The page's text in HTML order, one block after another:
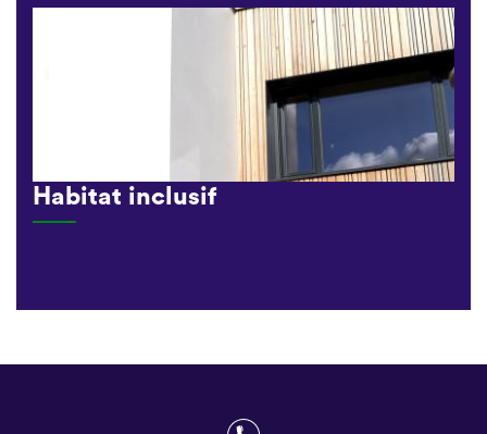
Habitat inclusif